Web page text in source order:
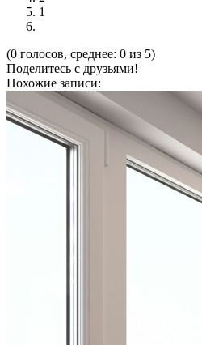
1
(0 голосов, среднее: 0 из 5)
Поделитесь с друзьями!
Похожие записи: